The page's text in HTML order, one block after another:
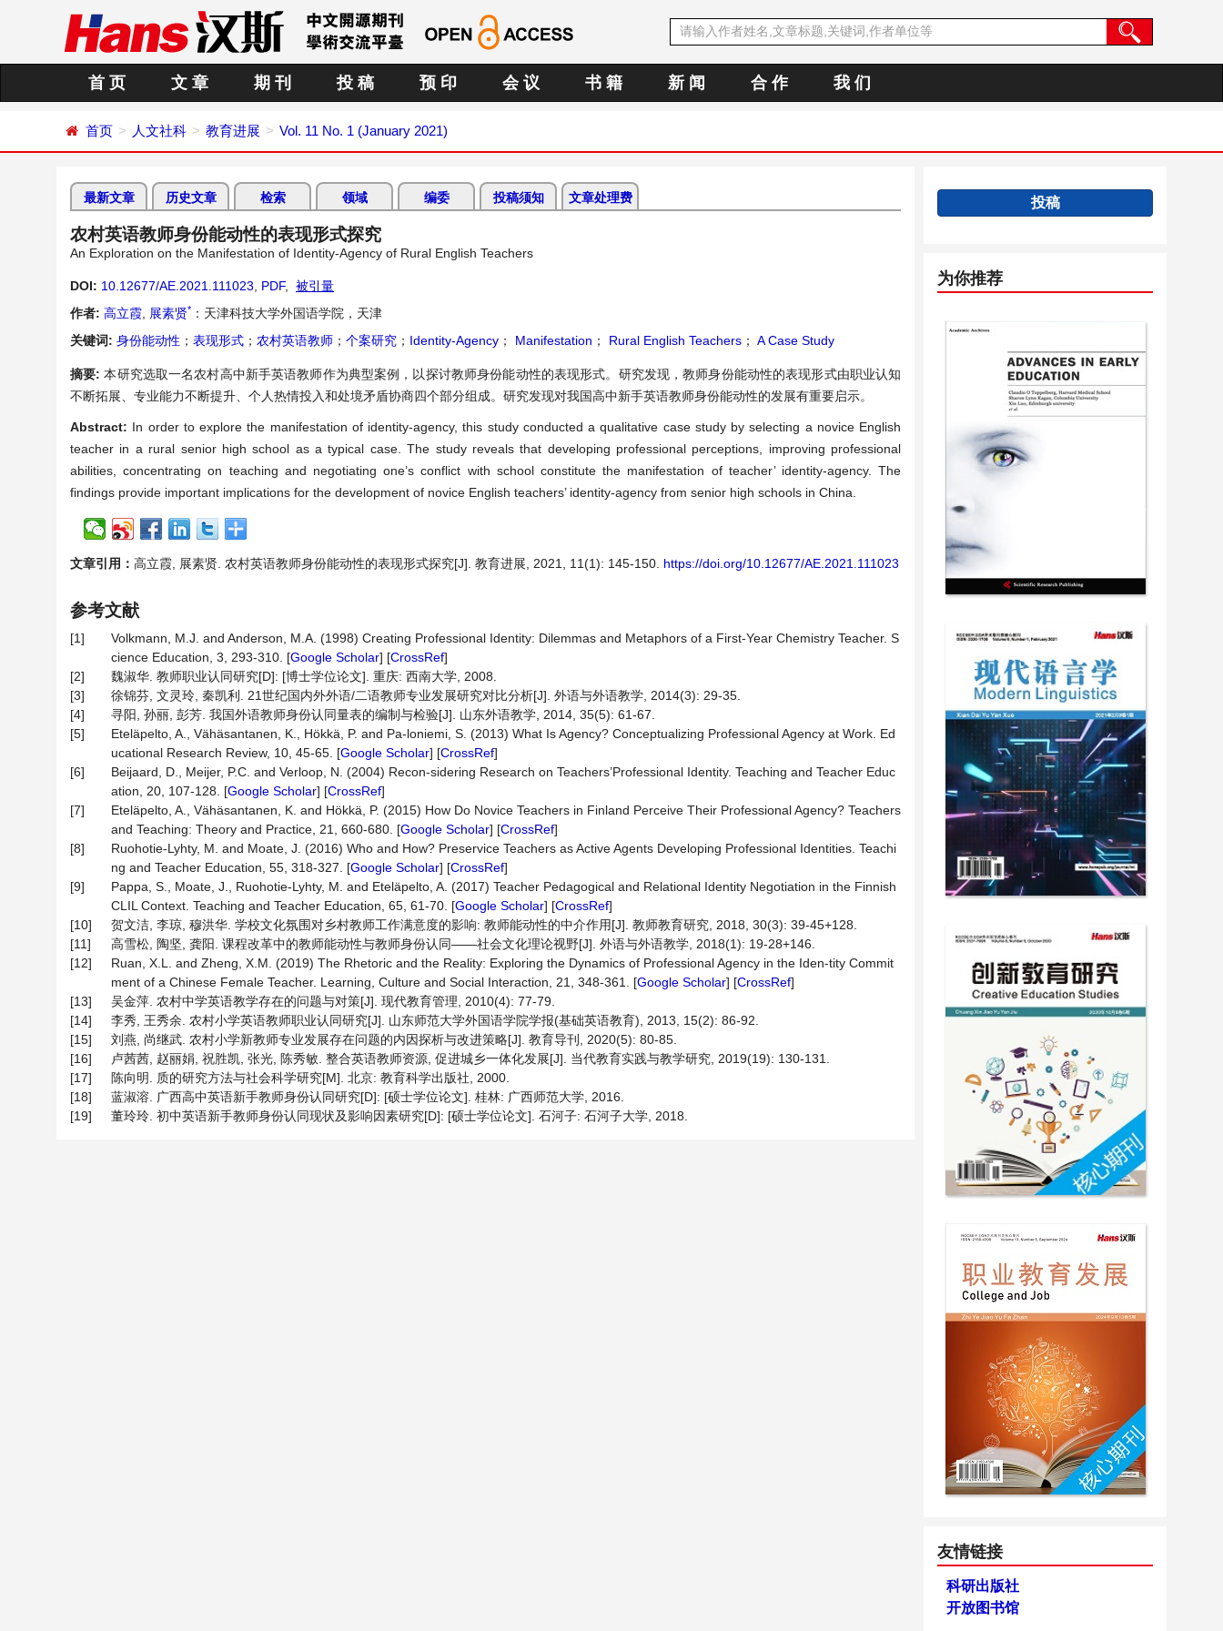
首 页 文 章 期 刊 投 稿 预 印 会 议 书 籍 新 闻 合 作 我 们
首页 人文社科 教育进展 Vol. 11 No. 1 (January 2021)
最新文章 历史文章 检索 领域 编委 投稿须知 文章处理费
农村英语教师身份能动性的表现形式探究
An Exploration on the Manifestation of Identity-Agency of Rural English Teachers
DOI: 10.12677/AE.2021.111023 PDF,
被引量
作者: 高立霞 展素贤* ：天津科技大学外国语学院，天津
关键词: 身份能动性 ； 表现形式 ； 农村英语教师 ； 个案研究 ； Identity-Agency ； Manifestation ； Rural English Teachers ； A Case Study
摘要:本研究选取一名农村高中新手英语教师作为典型案例，以探讨教师身份能动性的表现形式。研究发现，教师身份能动性的表现形式由职业认知
不断拓展、专业能力不断提升、个人热情投入和处境矛盾协商四个部分组成。研究发现对我国高中新手英语教师身份能动性的发展有重要启示。
Abstract: In order to explore the manifestation of identity-agency, this study conducted a qualitative case study by selecting a novice English
teacher in a rural senior high school as a typical case. The study reveals that developing professional perceptions, improving professional
abilities, concentrating on teaching and negotiating one’s conflict with school constitute the manifestation of teacher’ identity-agency. The
findings provide important implications for the development of novice English teachers’ identity-agency from senior high schools in China.
文章引用： 高立霞, 展素贤. 农村英语教师身份能动性的表现形式探究[J]. 教育进展, 2021, 11(1): 145-150. https://doi.org/10.12677/AE.2021.111023
参考文献
[1]
Volkmann, M.J. and Anderson, M.A. (1998) Creating Professional Identity: Dilemmas and Metaphors of a First-Year Chemistry Teacher. S
cience Education, 3, 293-310. [Google Scholar] [CrossRef]
[2]
魏淑华. 教师职业认同研究[D]: [博士学位论文]. 重庆: 西南大学, 2008.
[3]
徐锦芬, 文灵玲, 秦凯利. 21世纪国内外外语/二语教师专业发展研究对比分析[J]. 外语与外语教学, 2014(3): 29-35.
[4]
寻阳, 孙丽, 彭芳. 我国外语教师身份认同量表的编制与检验[J]. 山东外语教学, 2014, 35(5): 61-67.
[5]
Eteläpelto, A., Vähäsantanen, K., Hökkä, P. and Pa-loniemi, S. (2013) What Is Agency? Conceptualizing Professional Agency at Work. Ed
ucational Research Review, 10, 45-65. [Google Scholar] [CrossRef]
[6]
Beijaard, D., Meijer, P.C. and Verloop, N. (2004) Recon-sidering Research on Teachers’Professional Identity. Teaching and Teacher Educ
ation, 20, 107-128. [Google Scholar] [CrossRef]
[7]
Eteläpelto, A., Vähäsantanen, K. and Hökkä, P. (2015) How Do Novice Teachers in Finland Perceive Their Professional Agency? Teachers
and Teaching: Theory and Practice, 21, 660-680. [Google Scholar] [CrossRef]
[8]
Ruohotie-Lyhty, M. and Moate, J. (2016) Who and How? Preservice Teachers as Active Agents Developing Professional Identities. Teachi
ng and Teacher Education, 55, 318-327. [Google Scholar] [CrossRef]
[9]
Pappa, S., Moate, J., Ruohotie-Lyhty, M. and Eteläpelto, A. (2017) Teacher Pedagogical and Relational Identity Negotiation in the Finnish
CLIL Context. Teaching and Teacher Education, 65, 61-70. [Google Scholar] [CrossRef]
[10]
贺文洁, 李琼, 穆洪华. 学校文化氛围对乡村教师工作满意度的影响: 教师能动性的中介作用[J]. 教师教育研究, 2018, 30(3): 39-45+128.
[11]
高雪松, 陶坚, 龚阳. 课程改革中的教师能动性与教师身份认同——社会文化理论视野[J]. 外语与外语教学, 2018(1): 19-28+146.
[12]
Ruan, X.L. and Zheng, X.M. (2019) The Rhetoric and the Reality: Exploring the Dynamics of Professional Agency in the Iden-tity Commit
ment of a Chinese Female Teacher. Learning, Culture and Social Interaction, 21, 348-361. [Google Scholar] [CrossRef]
[13]
吴金萍. 农村中学英语教学存在的问题与对策[J]. 现代教育管理, 2010(4): 77-79.
[14]
李秀, 王秀余. 农村小学英语教师职业认同研究[J]. 山东师范大学外国语学院学报(基础英语教育), 2013, 15(2): 86-92.
[15]
刘燕, 尚继武. 农村小学新教师专业发展存在问题的内因探析与改进策略[J]. 教育导刊, 2020(5): 80-85.
[16]
卢茜茜, 赵丽娟, 祝胜凯, 张光, 陈秀敏. 整合英语教师资源, 促进城乡一体化发展[J]. 当代教育实践与教学研究, 2019(19): 130-131.
[17]
陈向明. 质的研究方法与社会科学研究[M]. 北京: 教育科学出版社, 2000.
[18]
蓝淑溶. 广西高中英语新手教师身份认同研究[D]: [硕士学位论文]. 桂林: 广西师范大学, 2016.
[19]
董玲玲. 初中英语新手教师身份认同现状及影响因素研究[D]: [硕士学位论文]. 石河子: 石河子大学, 2018.
投稿
为你推荐
友情链接
科研出版社
开放图书馆